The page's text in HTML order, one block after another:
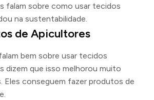
falam sobre como usar tecidos
na sustentabilidade.
de Apicultores
bem sobre usar tecidos
dizem que isso melhorou muito
Eles conseguem fazer produtos de